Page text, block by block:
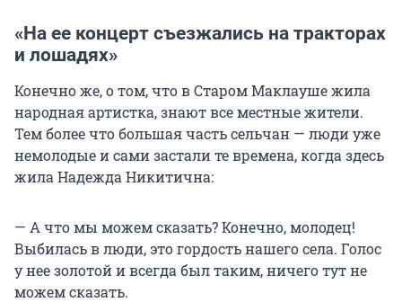
«На ее концерт съезжались на тракторах
и лошадях»
Конечно же, о том, что в Старом Маклауше жила
народная артистка, знают все местные жители.
Тем более что большая часть сельчан — люди уже
немолодые и сами застали те времена, когда здесь
жила Надежда Никитична:
— А что мы можем сказать? Конечно, молодец!
Выбилась в люди, это гордость нашего села. Голос
у нее золотой и всегда был таким, ничего тут не
можем сказать.